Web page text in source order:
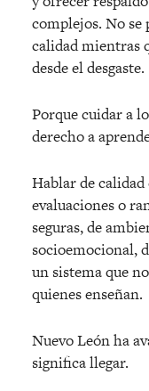
complejos. No se
calidad mientras
desde el desgaste.
Porque cuidar a
derecho a
Hablar de
evaluaciones o
seguras, de
socioemocional,
un sistema que
quienes enseñan.
Nuevo León ha
significa llegar.